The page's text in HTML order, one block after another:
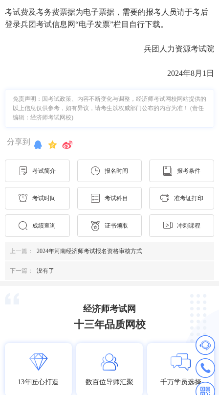
考试费及考务费票据为电子票据，需要的报考人员请于考后
登录兵团考试信息网“电子发票”栏目自行下载。
兵团人力资源考试院
2024年8月1日
免责声明：因考试政策、内容不断变化与调整，经济师考试网校网站提供的
以上信息仅供参考，如有异议，请考生以权威部门公布的内容为准！ (责任
编辑：经济师考试网校)
分享到
考试简介 报名时间 报考条件
考试时间 考试科目 准考证打印
成绩查询 证书领取 冲刺课程
上一篇： 2024年河南经济师考试报名资格审核方式
下一篇： 没有了
经济师考试网
十三年品质网校
13年匠心打造 数百位导师汇聚 千万学员选择